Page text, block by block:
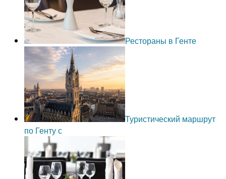
Рестораны в Генте
Туристический маршрут
по Генту с